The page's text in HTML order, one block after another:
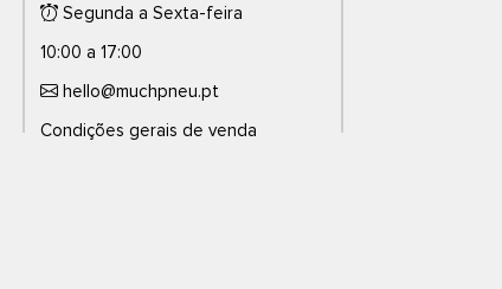
Segunda a Sexta-feira
10:00 a 17:00
hello@muchpneu.pt
Condições gerais de venda